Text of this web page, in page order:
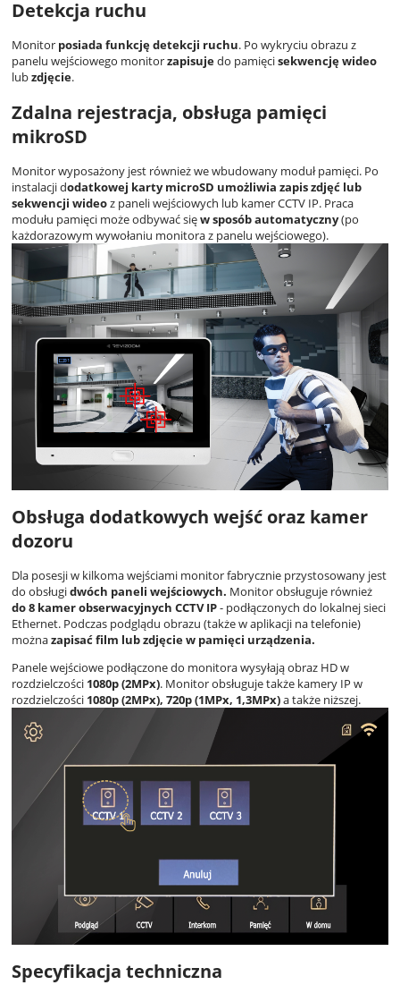
Detekcja ruchu
Monitor posiada funkcję detekcji ruchu. Po wykryciu obrazu z
panelu wejściowego monitorzapisujedo pamięcisekwencję wideo
lubzdjęcie.
Zdalna rejestracja, obsługa pamięci
mikroSD
Monitor wyposażony jest również we wbudowany moduł pamięci. Po
instalacji dodatkowej karty microSD umożliwia zapis zdjęć lub
sekwencji wideoz paneli wejściowych lub kamer CCTV IP. Praca
modułu pamięci może odbywać sięw sposób automatyczny(po
każdorazowym wywołaniu monitora z panelu wejściowego).
Obsługa dodatkowych wejść oraz kamer
dozoru
Dla posesji w kilkoma wejściami monitor fabrycznie przystosowany jest
do obsługidwóch paneli wejściowych. Monitor obsługuje również
do 8 kamer obserwacyjnych CCTV IP- podłączonych do lokalnej sieci
Ethernet. Podczas podglądu obrazu (także w aplikacji na telefonie)
możnazapisać film lub zdjęcie w pamięci urządzenia.
Panele wejściowe podłączone do monitora wysyłają obraz HD w
rozdzielczości 1080p (2MPx). Monitor obsługuje także kamery IP w
rozdzielczości 1080p (2MPx), 720p (1MPx, 1,3MPx)a także niższej.
Specyfikacja techniczna